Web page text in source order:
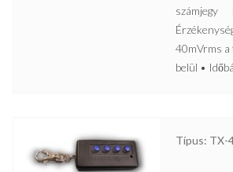
számjegy
40mVrms
belül •
Típus: TX-